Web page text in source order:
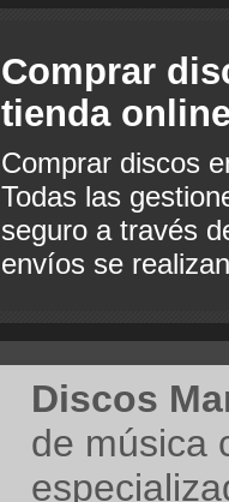
Comprar
tienda
Comprar discos
Todas las
seguro a través
envíos se
Discos
de música